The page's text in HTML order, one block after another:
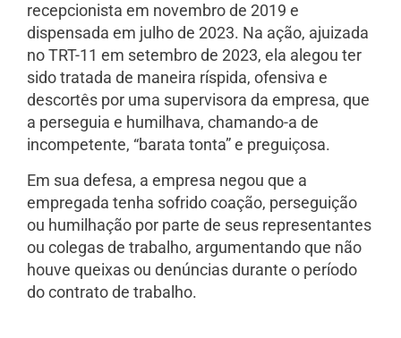
recepcionista em novembro de 2019 e
dispensada em julho de 2023. Na ação, ajuizada
no TRT-11 em setembro de 2023, ela alegou ter
sido tratada de maneira ríspida, ofensiva e
descortês por uma supervisora da empresa, que
a perseguia e humilhava, chamando-a de
incompetente, “barata tonta” e preguiçosa.
Em sua defesa, a empresa negou que a
empregada tenha sofrido coação, perseguição
ou humilhação por parte de seus representantes
ou colegas de trabalho, argumentando que não
houve queixas ou denúncias durante o período
do contrato de trabalho.